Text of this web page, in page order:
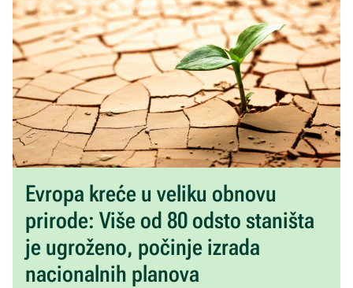
Evropa kreće u veliku obnovu
prirode: Više od 80 odsto staništa
je ugroženo, počinje izrada
nacionalnih planova